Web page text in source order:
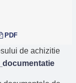
PDF
de achizitie